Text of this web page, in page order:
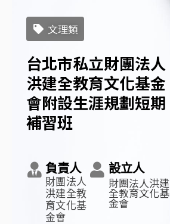
文理類
台北市私立財團法人
洪建全教育文化基金
會附設生涯規劃短期
補習班
負責人
財團法人
洪建全教
育文化基
金會
設立人
財團法人洪建
全教育文化基
金會